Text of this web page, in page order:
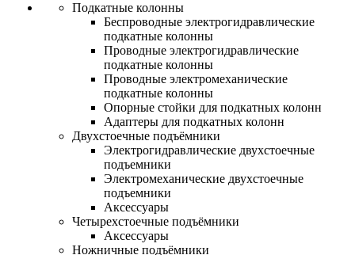
Подкатные колонны
Беспроводные электрогидравлические
подкатные колонны
Проводные электрогидравлические
подкатные колонны
Проводные электромеханические
подкатные колонны
Опорные стойки для подкатных колонн
Адаптеры для подкатных колонн
Двухстоечные подъёмники
Электрогидравлические двухстоечные
подъемники
Электромеханические двухстоечные
подъемники
Аксессуары
Четырехстоечные подъёмники
Аксессуары
Ножничные подъёмники